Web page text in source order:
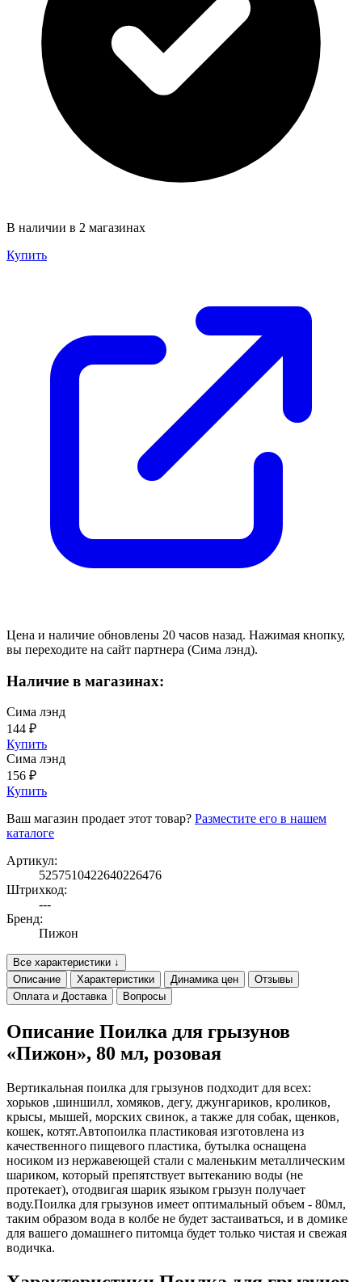
В наличии в 2 магазинах
Купить
Цена и наличие обновлены 20 часов назад. Нажимая кнопку,
вы переходите на сайт партнера (Сима лэнд).
Наличие в магазинах:
Сима лэнд
144 ₽
Купить
Сима лэнд
156 ₽
Купить
Ваш магазин продает этот товар? Разместите его в нашем
каталоге
Артикул:
5257510422640226476
Штрихкод:
---
Бренд:
Пижон
Все характеристики ↓
Описание
Характеристики Динамика цен
Отзывы
Оплата и Доставка
Вопросы
Описание Поилка для грызунов
«Пижон», 80 мл, розовая
Вертикальная поилка для грызунов подходит для всех:
хорьков ,шиншилл, хомяков, дегу, джунгариков, кроликов,
крысы, мышей, морских свинок, а также для собак, щенков,
кошек, котят.Автопоилка пластиковая изготовлена из
качественного пищевого пластика, бутылка оснащена
носиком из нержавеющей стали с маленьким металлическим
шариком, который препятствует вытеканию воды (не
протекает), отодвигая шарик языком грызун получает
воду.Поилка для грызунов имеет оптимальный объем - 80мл,
таким образом вода в колбе не будет застаиваться, и в домике
для вашего домашнего питомца будет только чистая и свежая
водичка.